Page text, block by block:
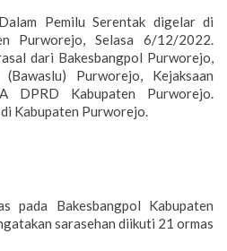
Pemilu Serentak digelar di
Purworejo, Selasa 6/12/2022.
dari Bakesbangpol Purworejo,
Purworejo, Kejaksaan
DPRD Kabupaten Purworejo.
Kabupaten Purworejo.
pada Bakesbangpol Kabupaten
sarasehan diikuti 21 ormas